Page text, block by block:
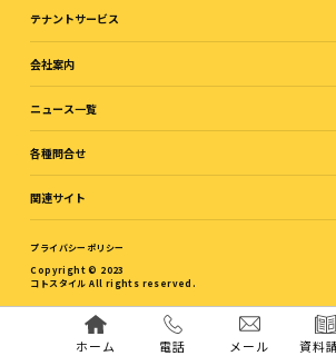
テナントサービス
会社案内
ニュース一覧
各種問合せ
関連サイト
プライバシーポリシー
Copyright © 2023
コトスタイル All rights reserved.
ホーム 電話 メール 資料